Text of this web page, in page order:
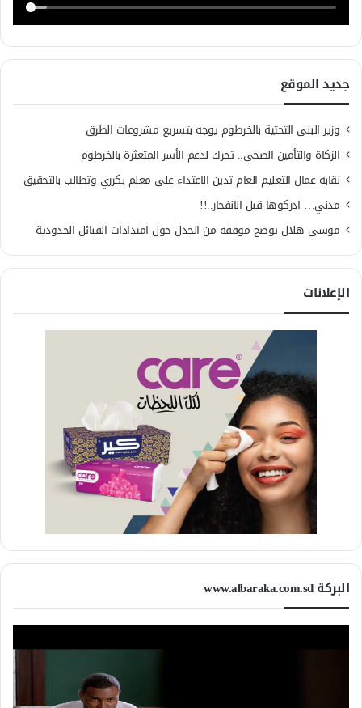
جديد الموقع
وزير البنى التحتية بالخرطوم يوجه بتسريع مشروعات الطرق
الزكاة والتأمين الصحي.. تحرك لدعم الأسر المتعثرة بالخرطوم
نقابة عمال التعليم العام تدين الاعتداء على معلم بكرري وتطالب بالتحقيق
مدني… ادركوها قبل الانفجار..!!
موسى هلال يوضح موقفه من الجدل حول امتدادات القبائل الحدودية
الإعلانات
البركة www.albaraka.com.sd